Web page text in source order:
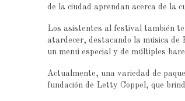
de la ciudad aprendan acerca de la
Los asistentes al festival también
atardecer, destacando la música
un menú especial y de múltiples
Actualmente, una variedad de
fundación de Letty Coppel, que